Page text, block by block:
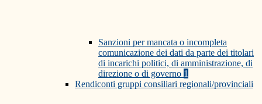
Sanzioni per mancata o incompleta
comunicazione dei dati da parte dei titolari
di incarichi politici, di amministrazione, di
direzione o di governo 1
Rendiconti gruppi consiliari regionali/provinciali